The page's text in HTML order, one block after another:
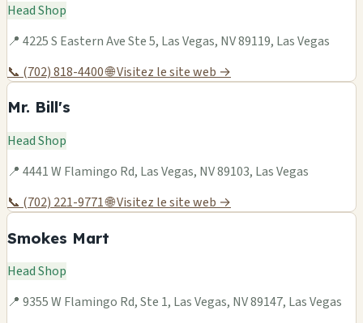
Head Shop
📍 4225 S Eastern Ave Ste 5, Las Vegas, NV 89119, Las Vegas
📞 (702) 818-4400🌐 Visitez le site web →
Mr. Bill's
Head Shop
📍 4441 W Flamingo Rd, Las Vegas, NV 89103, Las Vegas
📞 (702) 221-9771🌐 Visitez le site web →
Smokes Mart
Head Shop
📍 9355 W Flamingo Rd, Ste 1, Las Vegas, NV 89147, Las Vegas